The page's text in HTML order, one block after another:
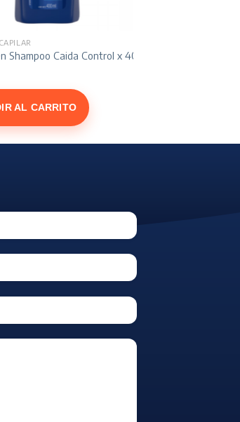
Shampoo Caida Control x 400 ml
AL CARRITO